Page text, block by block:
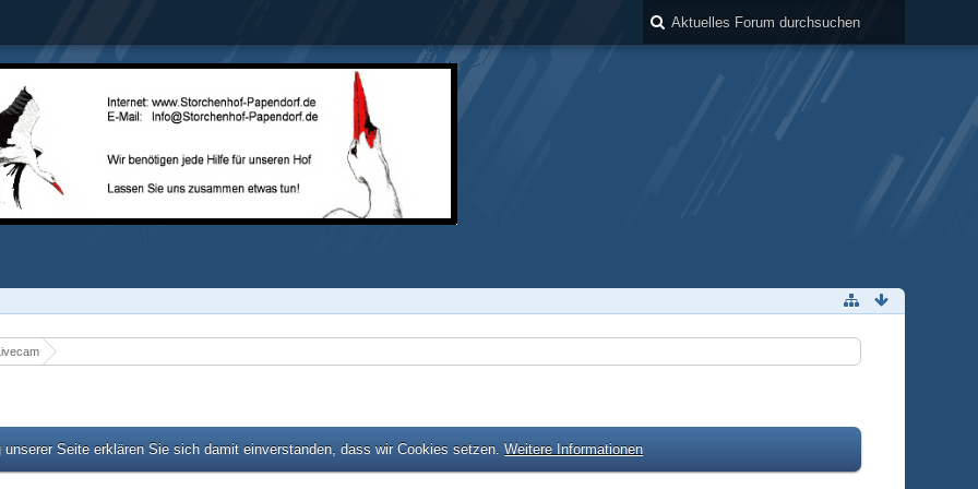
Seite erklären Sie sich damit einverstanden, dass wir Cookies setzen.Weitere Informationen